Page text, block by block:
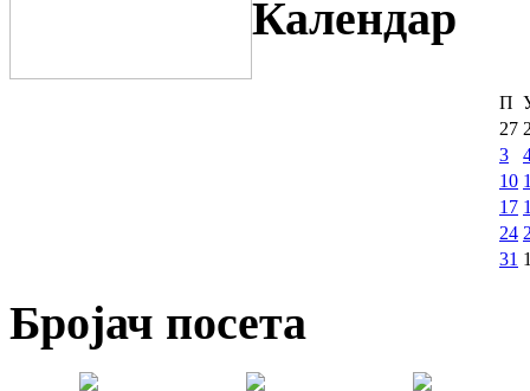
Календар
П
27
3
10
17
24
31
Бројач посета